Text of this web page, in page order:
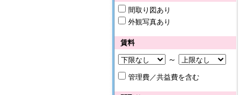
間取り図あり
外観写真あり
賃料
～
管理費／共益費を含む